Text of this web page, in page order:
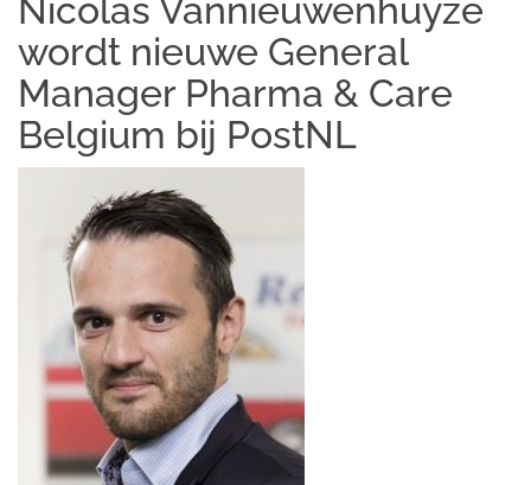
Nicolas Vannieuwenhuyze
wordt nieuwe General
Manager Pharma & Care
Belgium bij PostNL